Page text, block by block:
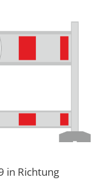
in Richtung